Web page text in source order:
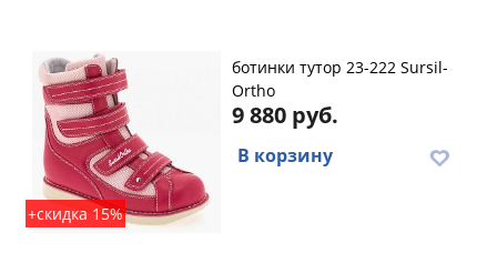
+скидка 15%
ботинки тутор 23-222 Sursil-
Ortho
9 880 руб.
В корзину